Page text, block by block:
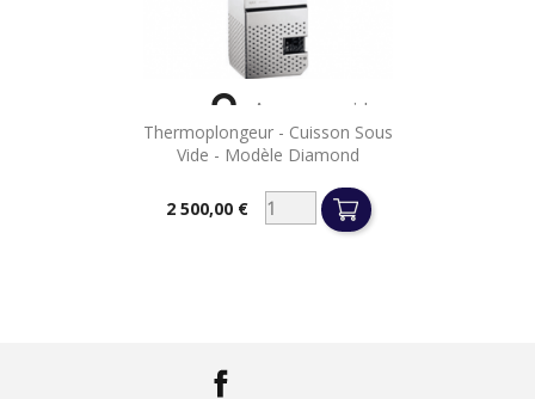
Thermoplongeur - Cuisson Sous
Vide - Modèle Diamond
Prix
2 500,00 €
 Aperçu rapide